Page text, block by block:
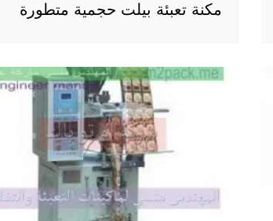
مكنة تعبئة بيلت حجمية متطورة